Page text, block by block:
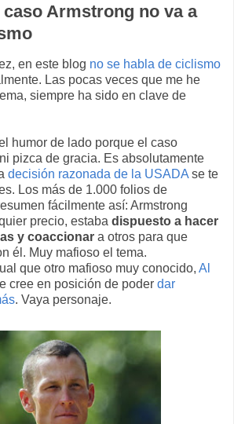
Armstrong no va a
en este blog no se habla de ciclismo
Las pocas veces que me he
siempre ha sido en clave de
humor de lado porque el caso
pizca de gracia. Es absolutamente
decisión razonada de la USADA se te
Los más de 1.000 folios de
fácilmente así: Armstrong
precio, estaba dispuesto a hacer
y coaccionar a otros para que
él. Muy mafioso el tema.
que otro mafioso muy conocido, Al
cree en posición de poder dar
. Vaya personaje.